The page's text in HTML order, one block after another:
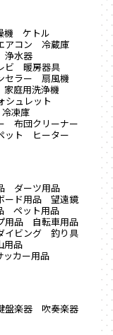
機
ケトル
アコン
冷蔵庫
浄水器
ビ
暖房器具
セラー
扇風機
家庭用洗浄機
シュレット
冷凍庫
布団クリーナー
ット
ヒーター
ダーツ用品
ード用品
望遠鏡
ペット用品
用品
自転車用品
イビング
釣り具
用品
ッカー用品
盤楽器
吹奏楽器